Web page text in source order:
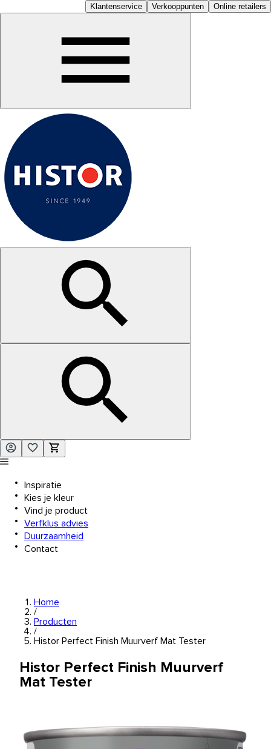
Klantenservice Verkooppunten Online retailers
Inspiratie
Kies je kleur
Vind je product
Verfklus advies
Duurzaamheid
Contact
Home
/
Producten
/
Histor Perfect Finish Muurverf Mat Tester
Histor Perfect Finish Muurverf
Mat Tester